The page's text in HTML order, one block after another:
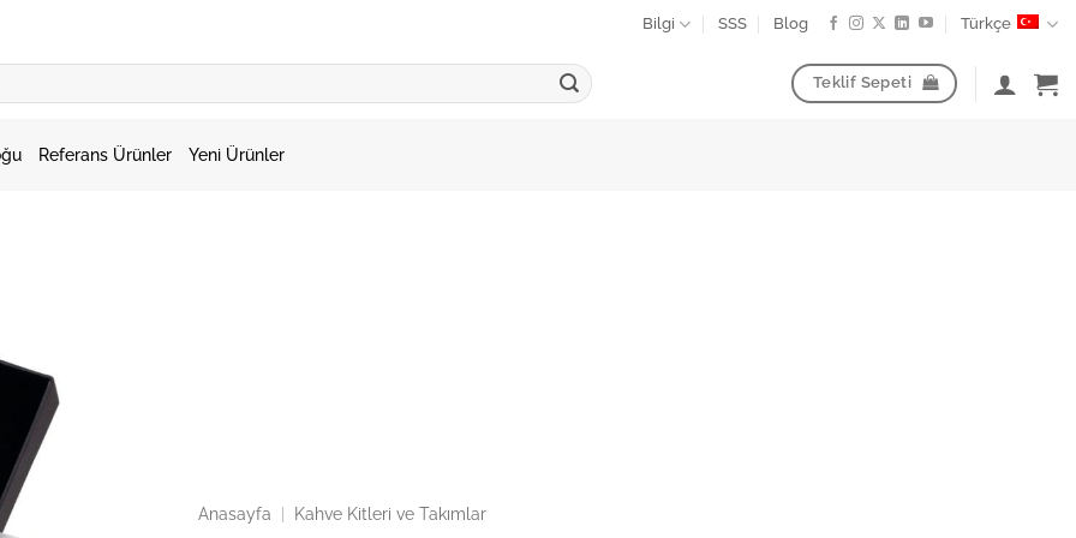
Bilgi SSS Blog Türkçe
Teklif Sepeti
Referans Ürünler Yeni Ürünler
Anasayfa Kahve Kitleri ve Takımlar